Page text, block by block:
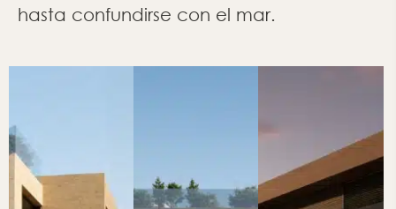
hasta confundirse con el mar.